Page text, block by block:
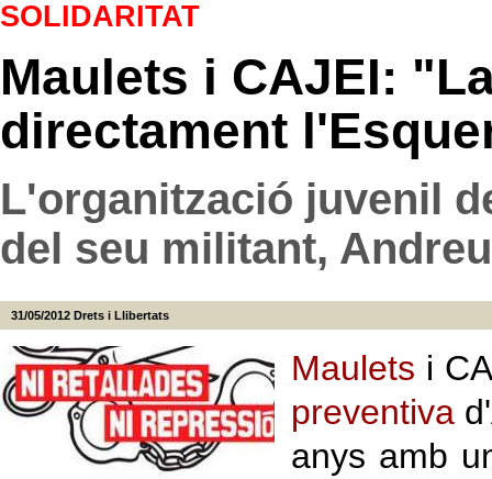
SOLIDARITAT
Maulets i CAJEI:
directament
L'organització juvenil
del seu militant,
31/05/2012 Drets i Llibertats
Maulets i
preventiva
anys amb